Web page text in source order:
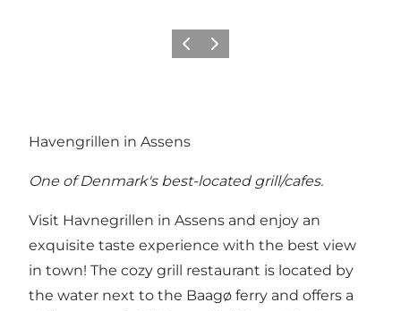
PrécédentSuivant
Havengrillen in Assens
One of Denmark's best-located grill/cafes.
Visit Havnegrillen in Assens and enjoy an
exquisite taste experience with the best view
in town! The cozy grill restaurant is located by
the water next to the Baagø ferry and offers a